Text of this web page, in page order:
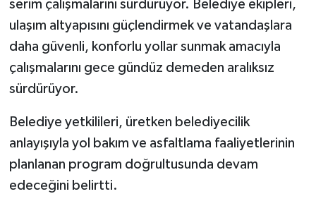
serim çalışmalarını sürdürüyor. Belediye ekipleri,
ulaşım altyapısını güçlendirmek ve vatandaşlara
daha güvenli, konforlu yollar sunmak amacıyla
çalışmalarını gece gündüz demeden aralıksız
sürdürüyor.
Belediye yetkilileri, üretken belediyecilik
anlayışıyla yol bakım ve asfaltlama faaliyetlerinin
planlanan program doğrultusunda devam
edeceğini belirtti.